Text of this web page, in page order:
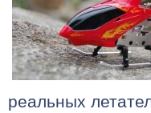
реальных